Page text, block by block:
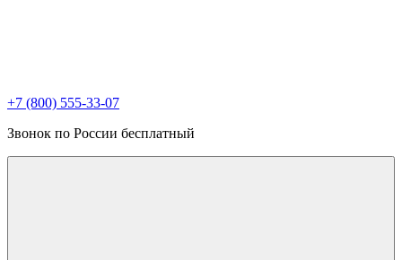
+7 (800) 555-33-07
Звонок по России бесплатный